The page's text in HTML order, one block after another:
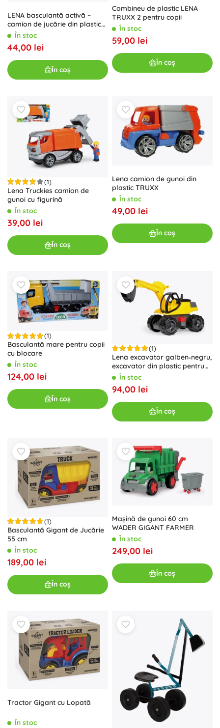
LENA basculantă activă –
camion de jucărie din plastic
pentru copii
În stoc
44,00 lei
În coș
Combineu de plastic LENA
TRUXX 2 pentru copii
În stoc
59,00 lei
În coș
(1)
Lena Truckies camion de
gunoi cu figurină
În stoc
39,00 lei
În coș
Lena camion de gunoi din
plastic TRUXX
În stoc
49,00 lei
În coș
(1)
Basculantă mare pentru copii
cu blocare
În stoc
124,00 lei
În coș
(1)
Lena excavator galben‑negru,
excavator din plastic pentru
copiiÎn stoc
94,00 lei
În coș
(1)
Basculantă Gigant de Jucărie
55 cm
În stoc
189,00 lei
În coș
Mașină de gunoi 60 cm
WADER GIGANT FARMER
În stoc
249,00 lei
În coș
Tractor Gigant cu Lopată
În stoc